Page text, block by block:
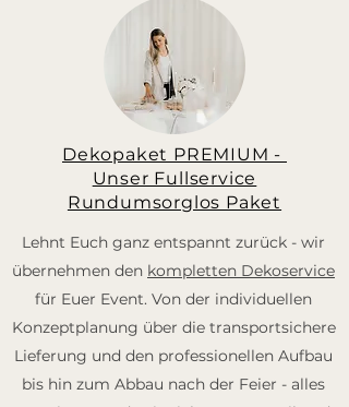
Dekopaket PREMIUM -
Unser Fullservice
Rundumsorglos Paket
Lehnt Euch ganz entspannt zurück - wir
übernehmen den kompletten Dekoservice
für Euer Event. Von der individuellen
Konzeptplanung über die transportsichere
Lieferung und den professionellen Aufbau
bis hin zum Abbau nach der Feier - alles